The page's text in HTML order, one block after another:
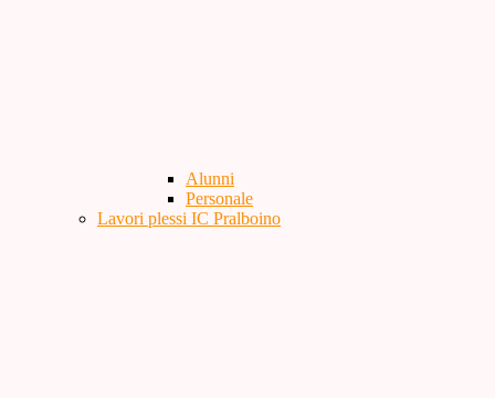
Alunni
Personale
Lavori plessi IC Pralboino